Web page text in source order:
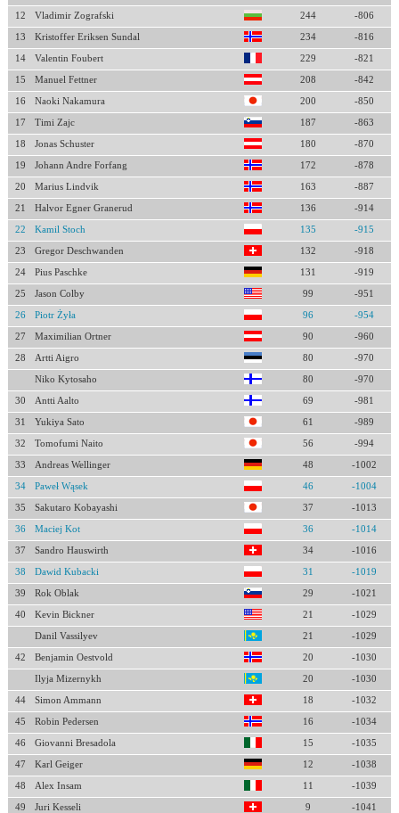
12 Vladimir Zografski 244 -806
13 Kristoffer Eriksen Sundal 234 -816
14 Valentin Foubert 229 -821
15 Manuel Fettner 208 -842
16 Naoki Nakamura 200 -850
17 Timi Zajc 187 -863
18 Jonas Schuster 180 -870
19 Johann Andre Forfang 172 -878
20 Marius Lindvik 163 -887
21 Halvor Egner Granerud 136 -914
22 Kamil Stoch 135 -915
23 Gregor Deschwanden 132 -918
24 Pius Paschke 131 -919
25 Jason Colby 99 -951
26 Piotr Żyła 96 -954
27 Maximilian Ortner 90 -960
28 Artti Aigro 80 -970
Niko Kytosaho 80 -970
30 Antti Aalto 69 -981
31 Yukiya Sato 61 -989
32 Tomofumi Naito 56 -994
33 Andreas Wellinger 48 -1002
34 Paweł Wąsek 46 -1004
35 Sakutaro Kobayashi 37 -1013
36 Maciej Kot 36 -1014
37 Sandro Hauswirth 34 -1016
38 Dawid Kubacki 31 -1019
39 Rok Oblak 29 -1021
40 Kevin Bickner 21 -1029
Danil Vassilyev 21 -1029
42 Benjamin Oestvold 20 -1030
Ilyja Mizernykh 20 -1030
44 Simon Ammann 18 -1032
45 Robin Pedersen 16 -1034
46 Giovanni Bresadola 15 -1035
47 Karl Geiger 12 -1038
48 Alex Insam 11 -1039
49 Juri Kesseli 9 -1041